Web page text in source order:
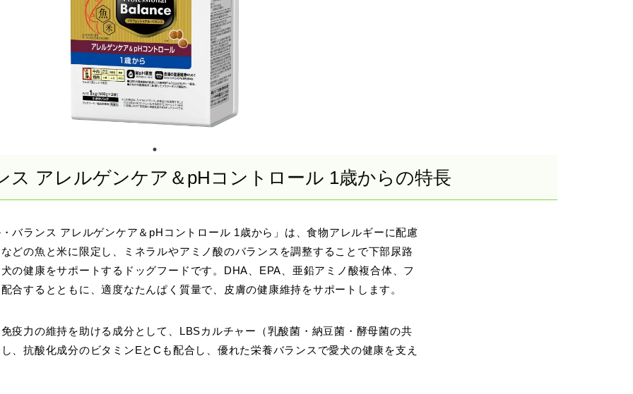
アレルゲンケア＆pHコントロール 1歳からの特長
バランス アレルゲンケア＆pHコントロール 1歳から」は、食物アレルギーに配慮
どの魚と米に限定し、ミネラルやアミノ酸のバランスを調整することで下部尿路
の健康をサポートするドッグフードです。DHA、EPA、亜鉛アミノ酸複合体、フ
合するとともに、適度なたんぱく質量で、皮膚の健康維持をサポートします。
疫力の維持を助ける成分として、LBSカルチャー（乳酸菌・納豆菌・酵母菌の共
、抗酸化成分のビタミンEとCも配合し、優れた栄養バランスで愛犬の健康を支え